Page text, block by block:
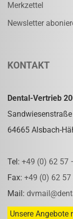
Merkzettel
Newsletter
KONTAKT
Dental-Vertrieb
Sandwiesenstraße
64665 Alsbach-
Tel: +49 (0) 62 57
Fax: +49 (0) 62
Mail:
Unsere